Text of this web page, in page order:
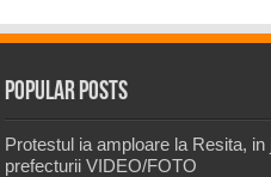
Popular Posts
Protestul ia amploare la Resita,
prefecturii VIDEO/FOTO